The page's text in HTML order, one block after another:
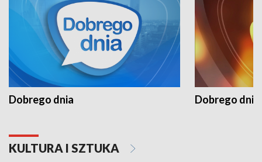
Dobrego dnia Dobrego dnia
KULTURA I SZTUKA